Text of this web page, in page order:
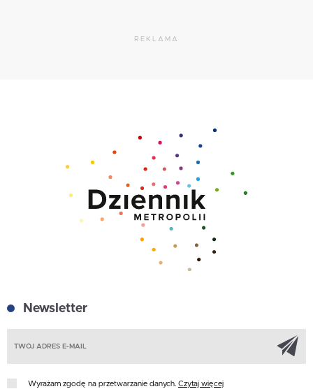
REKLAMA
Newsletter
Wyrażam zgodę na przetwarzanie danych. Czytaj więcej